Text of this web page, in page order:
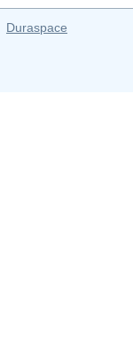
Duraspace